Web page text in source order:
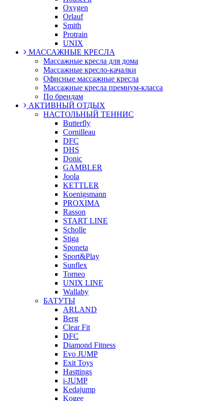
Oxygen
Orlauf
Smith
Protrain
UNIX
МАССАЖНЫЕ КРЕСЛА
Массажные кресла для дома
Массажные кресло-качалки
Офисные массажные кресла
Массажные кресла премиум-класса
По брендам
АКТИВНЫЙ ОТДЫХ
НАСТОЛЬНЫЙ ТЕННИС
Butterfly
Cornilleau
DFC
DHS
Donic
GAMBLER
Joola
KETTLER
Koenigsmann
PROXIMA
Rasson
START LINE
Scholle
Stiga
Sponeta
Sport&Play
Sunflex
Torneo
UNIX LINE
Wallaby
БАТУТЫ
ARLAND
Berg
Clear Fit
DFC
Diamond Fitness
Evo JUMP
Exit Toys
Hasttings
i-JUMP
Kedajump
Kogee